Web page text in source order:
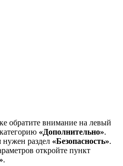
обратите внимание на левый
«Дополнительно».
раздел «Безопасность».
откройте пункт
.